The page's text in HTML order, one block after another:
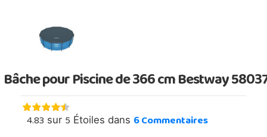
Bâche pour Piscine de 366 cm Bestway
4.83 sur 5 Étoiles dans 6Commentaires